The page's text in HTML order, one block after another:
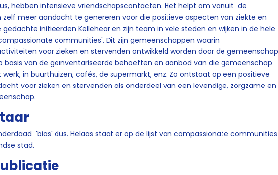
hebben intensieve vriendschapscontacten. Het helpt om vanuit de
meer aandacht te genereren voor die positieve aspecten van ziekte en
gedachte initieerden Kellehear en zijn team in vele steden en wijken in de hele
communities'. Dit zijn gemeenschappen waarin
voor zieken en stervenden ontwikkeld worden door de gemeenschap
basis van de geïnventariseerde behoeften en aanbod van die gemeenschap
in buurthuizen, cafés, de supermarkt, enz. Zo ontstaat op een positieve
voor zieken en stervenden als onderdeel van een levendige, zorgzame en
'bias' dus. Helaas staat er op de lijst van compassionate communities
stad.